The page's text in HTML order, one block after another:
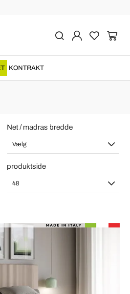
KONTRAKT
Net / madras bredde
Vælg
produktside
48